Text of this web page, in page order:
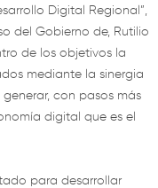
Digital Regional”,
del Gobierno de, Rutilio
de los objetivos la
mediante la sinergia
con pasos más
digital que es el
para desarrollar